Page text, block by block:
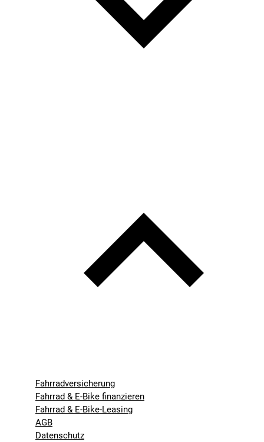
Fahrradversicherung
Fahrrad & E-Bike finanzieren
Fahrrad & E-Bike-Leasing
AGB
Datenschutz